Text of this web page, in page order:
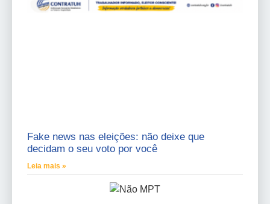
Fake news nas eleições: não deixe que
decidam o seu voto por você
Leia mais »